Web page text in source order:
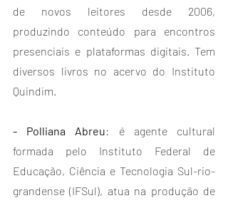
de novos leitores desde 2006,
produzindo conteúdo para encontros
presenciais e plataformas digitais. Tem
diversos livros no acervo do Instituto
Quindim.
- Polliana Abreu: é agente cultural
formada pelo Instituto Federal de
Educação, Ciência e Tecnologia Sul-rio-
grandense (IFSul), atua na produção de